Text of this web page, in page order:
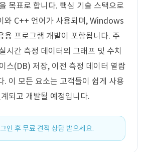
목표로 합니다. 핵심 기술 스택으로
와 C++ 언어가 사용되며, Windows
용 프로그램 개발이 포함됩니다. 주
시간 측정 데이터의 그래프 및 수치
스(DB) 저장, 이전 측정 데이터 열람
. 이 모든 요소는 고객들이 쉽게 사용
되고 개발될 예정입니다.
인 후 무료 견적 상담 받으세요.